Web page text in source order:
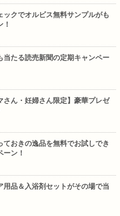
クでオルビス無料サンプルがも
！
当たる読売新聞の定期キャンペー
さん・妊婦さん限定】豪華プレゼ
ておきの逸品を無料でお試しでき
ーン！
用品＆入浴剤セットがその場で当